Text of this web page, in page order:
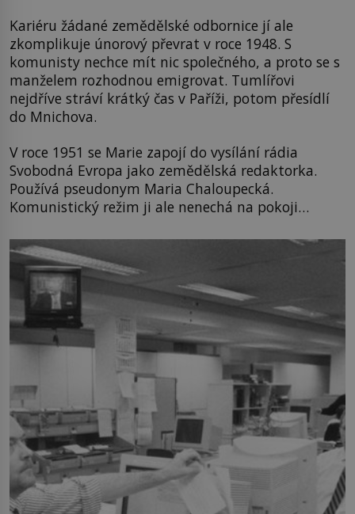
Kariéru žádané zemědělské odbornice jí ale
zkomplikuje únorový převrat v roce 1948. S
komunisty nechce mít nic společného, a proto se s
manželem rozhodnou emigrovat. Tumlířovi
nejdříve stráví krátký čas v Paříži, potom přesídlí
do Mnichova.
V roce 1951 se Marie zapojí do vysílání rádia
Svobodná Evropa jako zemědělská redaktorka.
Používá pseudonym Maria Chaloupecká.
Komunistický režim ji ale nenechá na pokoji…